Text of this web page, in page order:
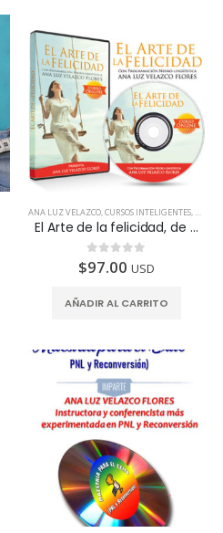
ANA LUZ VELAZCO,CURSOS INTELIGENTES, TODOS
El Arte de la felicidad, de amar, de perdonar y de volar
0de 5
$97.00 USD
AÑADIR AL CARRITO